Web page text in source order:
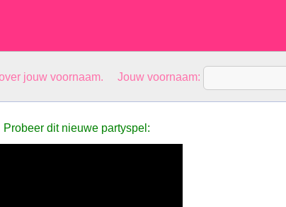
jouw voornaam. Jouw voornaam:
Probeer dit nieuwe partyspel: